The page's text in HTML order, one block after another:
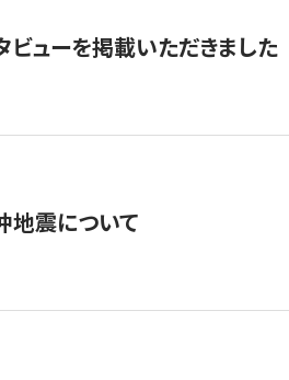
ビューを掲載いただきました
地震について